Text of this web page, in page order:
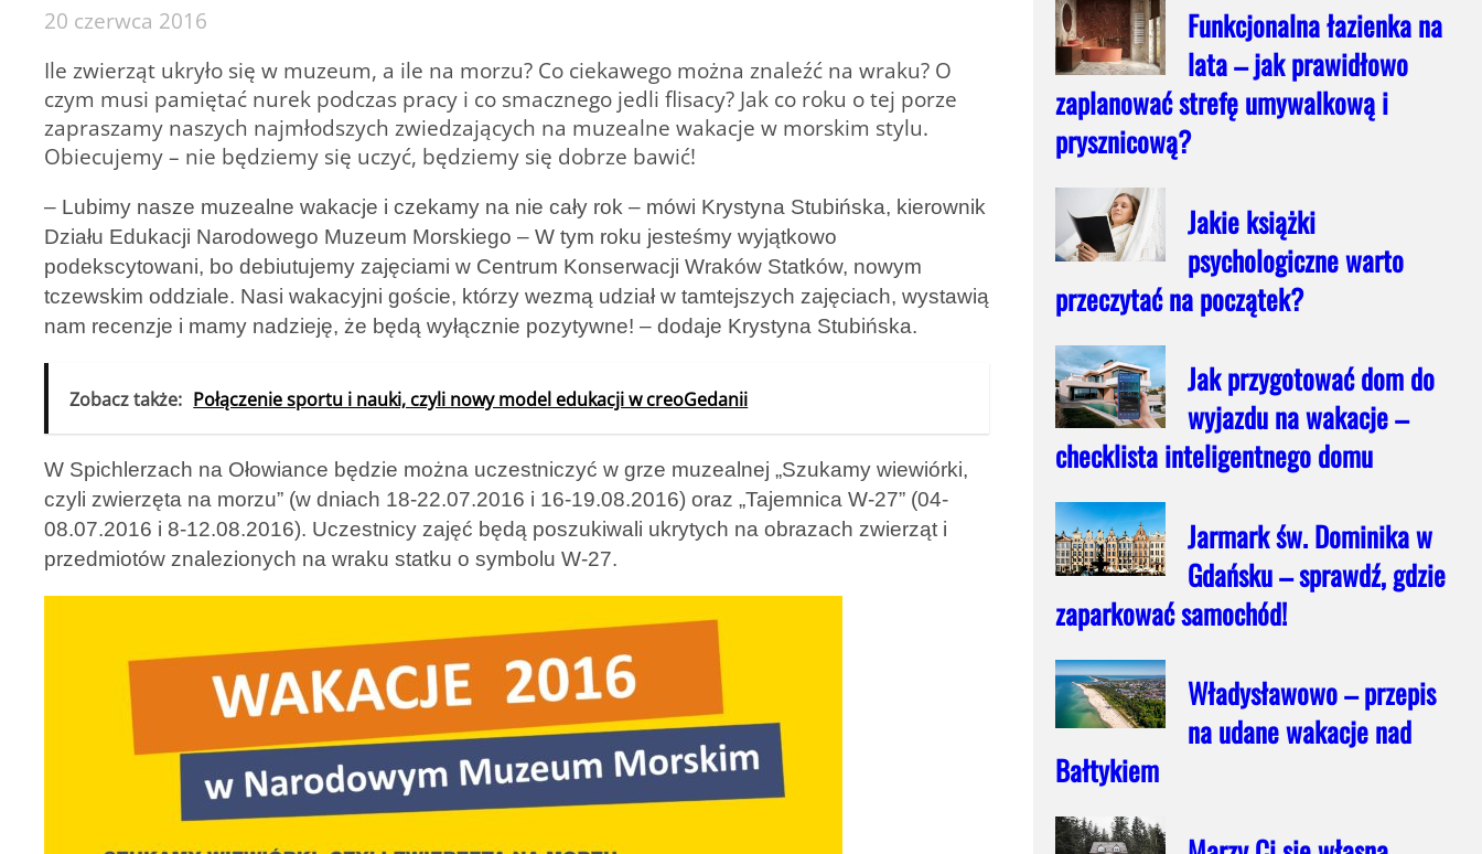
20 czerwca 2016
Ile zwierząt ukryło się w muzeum, a ile na morzu? Co ciekawego można znaleźć na wraku? O
czym musi pamiętać nurek podczas pracy i co smacznego jedli flisacy? Jak co roku o tej porze
zapraszamy naszych najmłodszych zwiedzających na muzealne wakacje w morskim stylu.
Obiecujemy – nie będziemy się uczyć, będziemy się dobrze bawić!
– Lubimy nasze muzealne wakacje i czekamy na nie cały rok – mówi Krystyna Stubińska, kierownik
Działu Edukacji Narodowego Muzeum Morskiego – W tym roku jesteśmy wyjątkowo
podekscytowani, bo debiutujemy zajęciami w Centrum Konserwacji Wraków Statków, nowym
tczewskim oddziale. Nasi wakacyjni goście, którzy wezmą udział w tamtejszych zajęciach, wystawią
nam recenzje i mamy nadzieję, że będą wyłącznie pozytywne! – dodaje Krystyna Stubińska.
Zobacz także: Połączenie sportu i nauki, czyli nowy model edukacji w creoGedanii
W Spichlerzach na Ołowiance będzie można uczestniczyć w grze muzealnej „Szukamy wiewiórki,
czyli zwierzęta na morzu” (w dniach 18-22.07.2016 i 16-19.08.2016) oraz „Tajemnica W-27” (04-
08.07.2016 i 8-12.08.2016). Uczestnicy zajęć będą poszukiwali ukrytych na obrazach zwierząt i
przedmiotów znalezionych na wraku statku o symbolu W-27.
Funkcjonalna łazienka na
lata – jak prawidłowo
zaplanować strefę umywalkową i
prysznicową?
Jakie książki
psychologiczne warto
przeczytać na początek?
Jak przygotować dom do
wyjazdu na wakacje –
checklista inteligentnego domu
Jarmark św. Dominika w
Gdańsku – sprawdź, gdzie
zaparkować samochód!
Władysławowo – przepis
na udane wakacje nad
Bałtykiem